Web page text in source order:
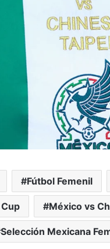
Fútbol Femenil
México vs
Selección Mexicana